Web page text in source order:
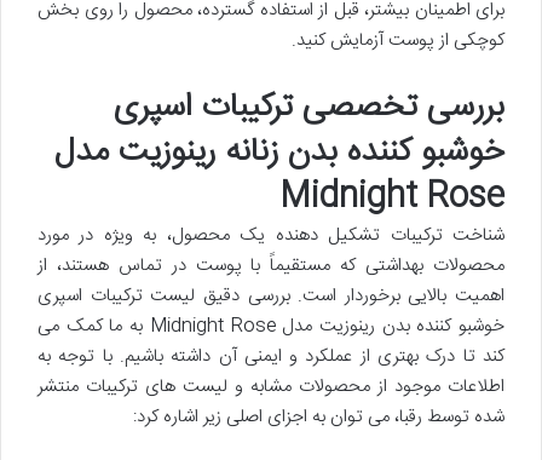
برای اطمینان بیشتر، قبل از استفاده گسترده، محصول را روی بخش
کوچکی از پوست آزمایش کنید.
بررسی تخصصی ترکیبات اسپری
خوشبو کننده بدن زنانه رینوزیت مدل
Midnight Rose
شناخت ترکیبات تشکیل دهنده یک محصول، به ویژه در مورد
محصولات بهداشتی که مستقیماً با پوست در تماس هستند، از
اهمیت بالایی برخوردار است. بررسی دقیق لیست ترکیبات اسپری
خوشبو کننده بدن رینوزیت مدل Midnight Rose به ما کمک می
کند تا درک بهتری از عملکرد و ایمنی آن داشته باشیم. با توجه به
اطلاعات موجود از محصولات مشابه و لیست های ترکیبات منتشر
شده توسط رقبا، می توان به اجزای اصلی زیر اشاره کرد: